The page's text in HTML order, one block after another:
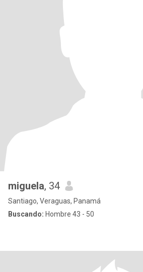
miguela, 34
Santiago, Veraguas, Panamá
Buscando: Hombre 43 - 50